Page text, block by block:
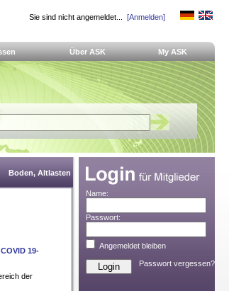
Sie sind nicht angemeldet... [Anmelden]
Über ASK My ASK
Boden, Altlasten
19-
der
Name:
Passwort:
Angemeldet bleiben
Passwort vergessen?